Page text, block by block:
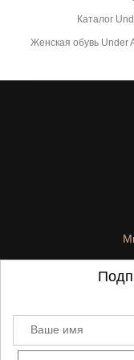
Каталог
Женская обувь Under
©2021-
Ваше имя